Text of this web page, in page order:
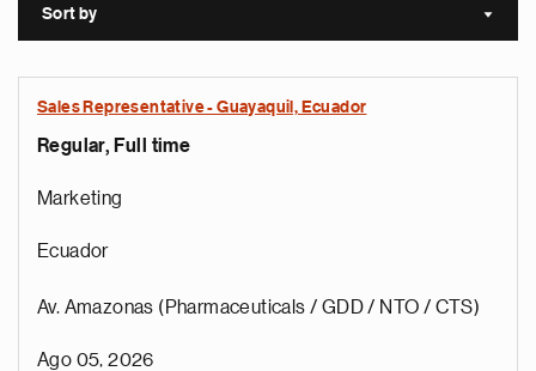
Sort by Sort
Sales Representative - Guayaquil, Ecuador
Regular, Full time
Marketing
Ecuador
Av. Amazonas (Pharmaceuticals / GDD / NTO / CTS)
Ago 05, 2026